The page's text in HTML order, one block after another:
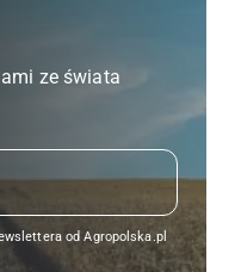
ze świata
od Agropolska.pl